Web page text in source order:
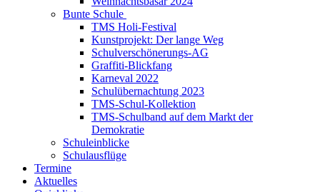
Bunte Schule
TMS Holi-Festival
Kunstprojekt: Der lange Weg
Schulverschönerungs-AG
Graffiti-Blickfang
Karneval 2022
Schulübernachtung 2023
TMS-Schul-Kollektion
TMS-Schulband auf dem Markt der
Demokratie
Schuleinblicke
Schulausflüge
Termine
Aktuelles